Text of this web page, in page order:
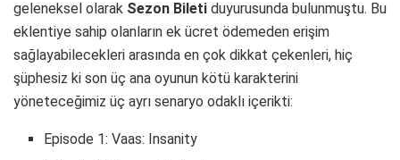
geleneksel olarak Sezon Bileti duyurusunda bulunmuştu. Bu
eklentiye sahip olanların ek ücret ödemeden erişim
sağlayabilecekleri arasında en çok dikkat çekenleri, hiç
şüphesiz ki son üç ana oyunun kötü karakterini
yöneteceğimiz üç ayrı senaryo odaklı içerikti:
Episode 1: Vaas: Insanity